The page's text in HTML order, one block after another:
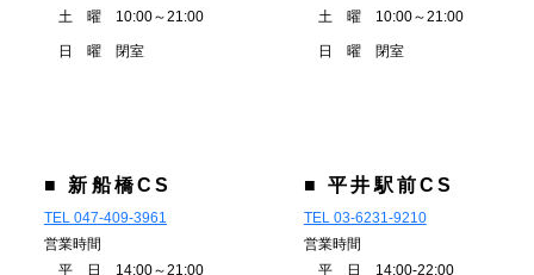
土 曜 10:00～21:00
日 曜 閉室
土 曜 10:00～21:00
日 曜 閉室
■ 新船橋CS
TEL 047-409-3961
営業時間
平 日 14:00～21:00
■ 平井駅前CS
TEL 03-6231-9210
営業時間
平 日 14:00-22:00